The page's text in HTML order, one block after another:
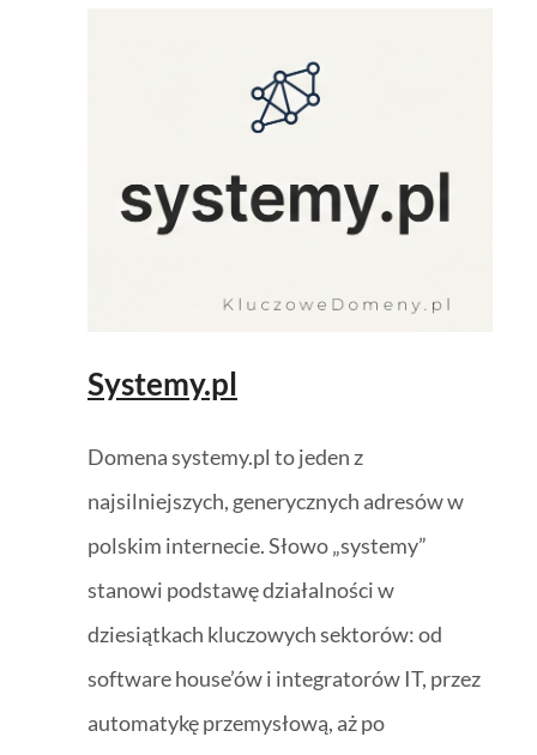
Systemy.pl
Domena systemy.pl to jeden z
najsilniejszych, generycznych adresów w
polskim internecie. Słowo „systemy”
stanowi podstawę działalności w
dziesiątkach kluczowych sektorów: od
software house’ów i integratorów IT, przez
automatykę przemysłową, aż po